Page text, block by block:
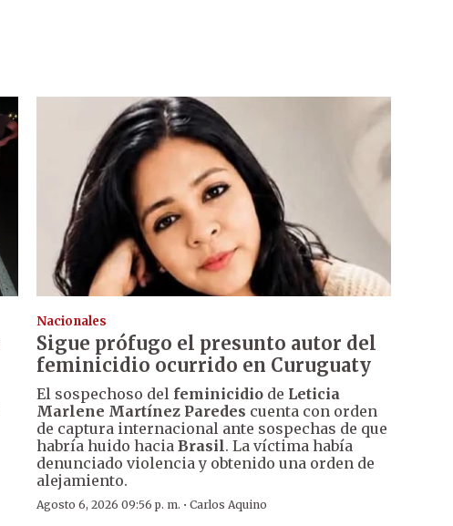
Nacionales
Sigue prófugo el presunto autor del
feminicidio ocurrido en Curuguaty
El sospechoso del feminicidiode Leticia
Marlene Martínez Paredes cuenta con orden
de captura internacional ante sospechas de que
habría huido hacia Brasil. La víctima había
denunciado violencia y obtenido una orden de
alejamiento.
Agosto 6, 2026 09:56 p. m. · Carlos Aquino